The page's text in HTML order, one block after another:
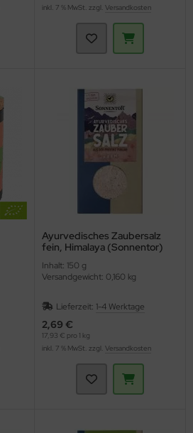
inkl. 7 % MwSt. zzgl. Versandkosten
Ayurvedisches Zaubersalz
fein, Himalaya (Sonnentor)
Inhalt: 150 g
Versandgewicht: 0,160 kg
Lieferzeit: 1-4 Werktage
2,69 €
17,93 € pro 1 kg
inkl. 7 % MwSt. zzgl. Versandkosten